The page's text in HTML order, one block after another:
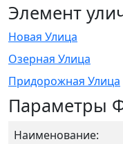
Элемент
Новая Улица
Озерная Улица
Придорожная Улица
Параметры
Наименование: